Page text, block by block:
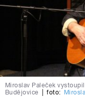
Miroslav Paleček
Budějovice
foto: